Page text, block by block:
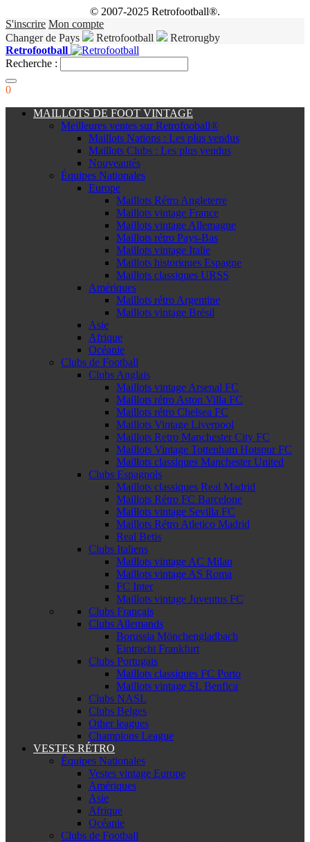
© 2007-2025 Retrofootball®.
S'inscrire Mon compte
Changer de Pays
Retrofootball
Retrorugby
Retrofootball
Recherche :
0
MAILLOTS DE FOOT VINTAGE
Meilleures ventes sur Retrofooball®
Maillots Nations : Les plus vendus
Maillots Clubs : Les plus vendus
Nouveautés
Équipes Nationales
Europe
Maillots Rétro Angleterre
Maillots vintage France
Maillots vintage Allemagne
Maillots rétro Pays-Bas
Maillots vintage Italie
Maillots historiques Espagne
Maillots classiques URSS
Amériques
Maillots rétro Argentine
Maillots vintage Brésil
Asie
Afrique
Océanie
Clubs de Football
Clubs Anglais
Maillots vintage Arsenal FC
Maillots rétro Aston Villa FC
Maillots rétro Chelsea FC
Maillots Vintage Liverpool
Maillots Retro Manchester City FC
Maillots Vintage Tottenham Hotspur FC
Maillots classiques Manchester United
Clubs Espagnols
Maillots classiques Real Madrid
Maillots Rétro FC Barcelone
Maillots vintage Sevilla FC
Maillots Rétro Atletico Madrid
Real Betis
Clubs Italiens
Maillots vintage AC Milan
Maillots vintage AS Roma
FC Inter
Maillots vintage Juventus FC
Clubs Français
Clubs Allemands
Borussia Mönchengladbach
Eintracht Frankfurt
Clubs Portugais
Maillots classiques FC Porto
Maillots vintage SL Benfica
Clubs NASL
Clubs Belges
Other leagues
Champions League
VESTES RÉTRO
Équipes Nationales
Vestes vintage Europe
Amériques
Asie
Afrique
Océanie
Clubs de Football